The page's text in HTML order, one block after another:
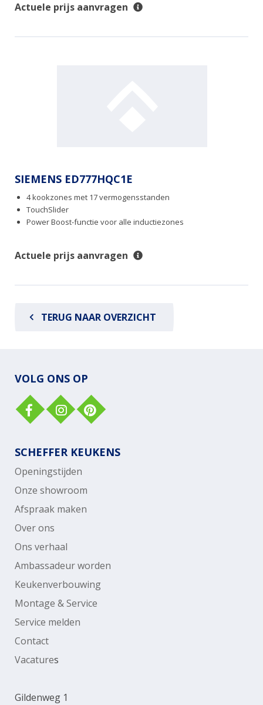
Actuele prijs aanvragen
SIEMENS ED777HQC1E
4 kookzones met 17 vermogensstanden
TouchSlider
Power Boost-functie voor alle inductiezones
Actuele prijs aanvragen
TERUG NAAR OVERZICHT
VOLG ONS OP
SCHEFFER KEUKENS
Openingstijden
Onze showroom
Afspraak maken
Over ons
Ons verhaal
Ambassadeur worden
Keukenverbouwing
Montage & Service
Service melden
Contact
Vacatures
Gildenweg 1